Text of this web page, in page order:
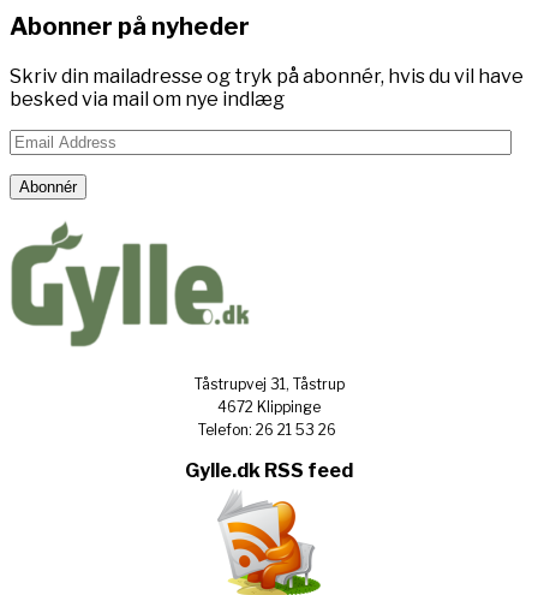
Abonner på nyheder
Skriv din mailadresse og tryk på abonnér, hvis du vil have
besked via mail om nye indlæg
Email
Address
Abonnér
Tåstrupvej 31, Tåstrup
4672 Klippinge
Telefon: 26 21 53 26
Gylle.dk RSS feed